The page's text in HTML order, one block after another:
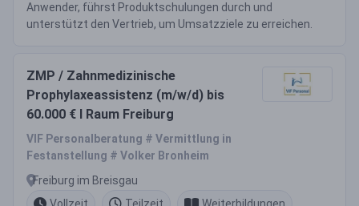
Anwender, führst Produktschulungen durch und
unterstützt den Vertrieb, um Umsatzziele zu erreichen.
ZMP / Zahnmedizinische
Prophylaxeassistenz (m/w/d) bis
60.000 € I Raum Freiburg
VIF Personalberatung # Vermittlung in
Festanstellung # Volker Bronheim
Freiburg im Breisgau
Vollzeit
Teilzeit Weiterbildungen